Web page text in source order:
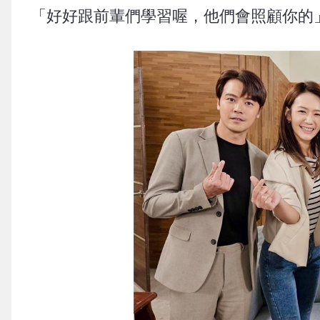
「好好跟前輩們學習喔，他們會照顧你的